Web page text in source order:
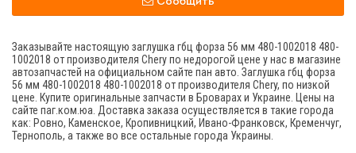
Заказывайте настоящую заглушка гбц форза 56 мм 480-1002018 480-
1002018 от производителя Chery по недорогой цене у нас в магазине
автозапчастей на официальном сайте пан авто. Заглушка гбц форза
56 мм 480-1002018 480-1002018 от производителя Chery, по низкой
цене. Купите оригинальные запчасти в Броварах и Украине. Цены на
сайте паг.ком.юа. Доставка заказа осуществляется в такие города
как: Ровно, Каменское, Кропивницкий, Ивано-Франковск, Кременчуг,
Тернополь, а также во все остальные города Украины.